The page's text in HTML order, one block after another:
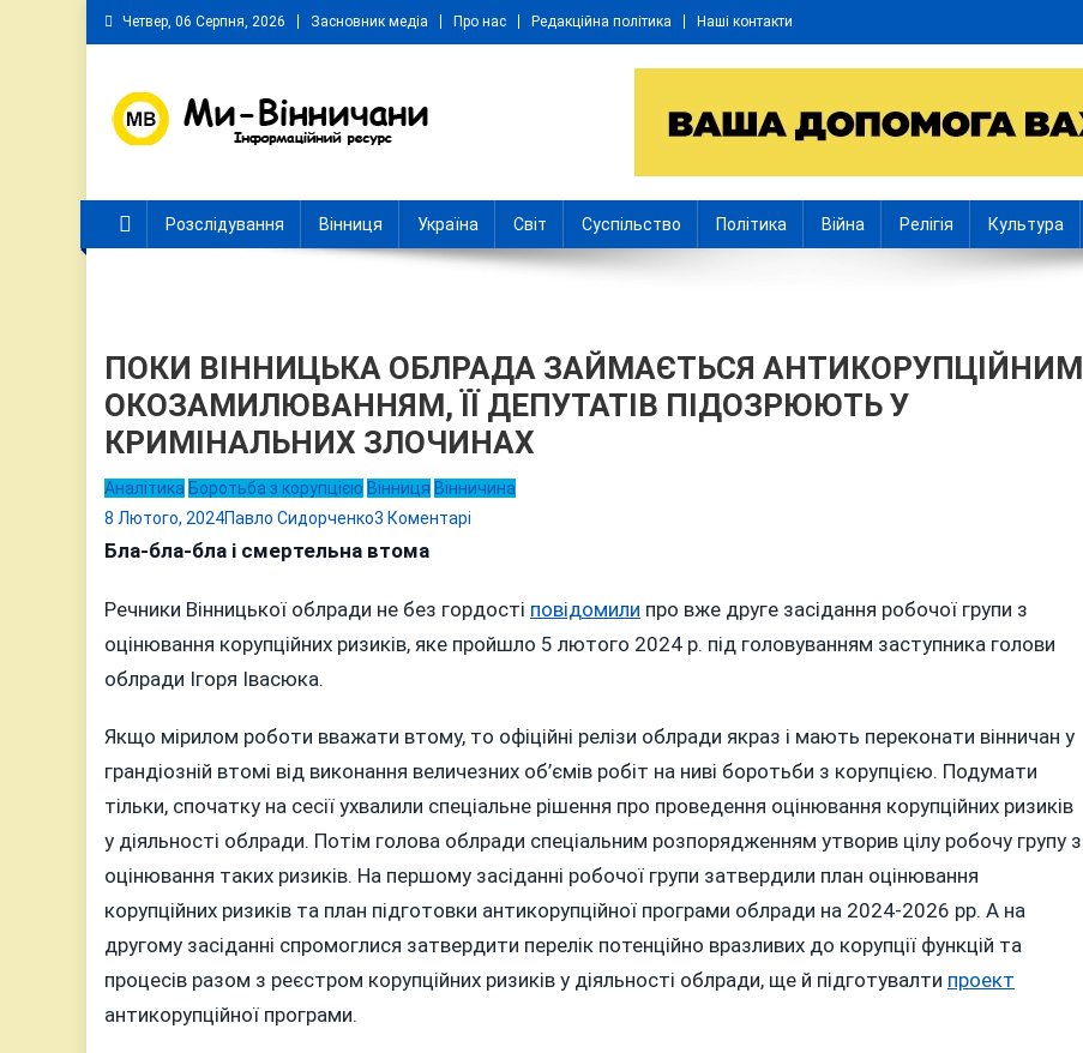
Skip
to
Четвер, 06 Серпня, 2026 Засновник медіа Про нас Редакційна політика Наші контакти
Розслідування Вінниця Україна Світ Суспільство Політика Війна Релігія Культура
ПОКИ ВІННИЦЬКА ОБЛРАДА ЗАЙМАЄТЬСЯ АНТИКОРУПЦІЙНИМ
ОКОЗАМИЛЮВАННЯМ, ЇЇ ДЕПУТАТІВ ПІДОЗРЮЮТЬ У
КРИМІНАЛЬНИХ ЗЛОЧИНАХ
Аналітика Боротьба з корупцією Вінниця Вінничина
8 Лютого, 2024Павло Сидорченко3 Коментарі
ОБЛРАДА
ЗАЙМАЄТЬСЯ
У
КРИМІНАЛЬНИХ
ЗЛОЧИНАХ
Бла-бла-бла і смертельна втома
Речники Вінницької облради не без гордості повідомили про вже друге засідання робочої групи з
оцінювання корупційних ризиків, яке пройшло 5 лютого 2024 р. під головуванням заступника голови
облради Ігоря Івасюка.
Якщо мірилом роботи вважати втому, то офіційні релізи облради якраз і мають переконати вінничан у
грандіозній втомі від виконання величезних об’ємів робіт на ниві боротьби з корупцією. Подумати
тільки, спочатку на сесії ухвалили спеціальне рішення про проведення оцінювання корупційних ризиків
у діяльності облради. Потім голова облради спеціальним розпорядженням утворив цілу робочу групу з
оцінювання таких ризиків. На першому засіданні робочої групи затвердили план оцінювання
корупційних ризиків та план підготовки антикорупційної програми облради на 2024-2026 рр. А на
другому засіданні спромоглися затвердити перелік потенційно вразливих до корупції функцій та
процесів разом з реєстром корупційних ризиків у діяльності облради, ще й підготувалти проект
антикорупційної програми.